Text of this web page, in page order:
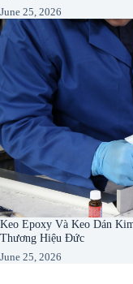
June 25, 2026
Keo Epoxy Và Keo Dán
Thương Hiệu Đức
June 25, 2026